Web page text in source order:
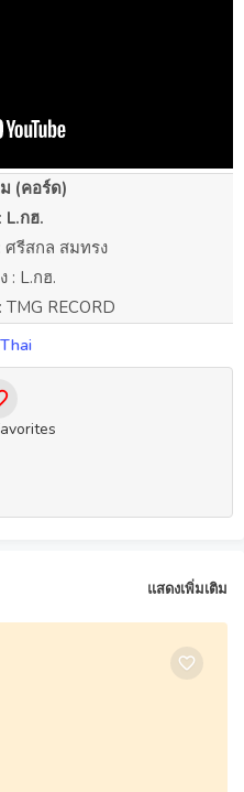
ม (คอร์ด)
L.กฮ.
ศรีสกล สมทรง
: L.กฮ.
RECORD
Thai
แสดงเพิ่มเติม